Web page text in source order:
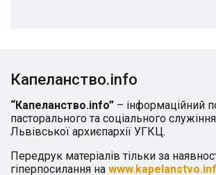
Капеланство.info
“Капеланство.info” – інформаційний
пасторального та соціального
Львівської архиєпархії УГКЦ.
Передрук матеріалів тільки за
гіперпосилання на